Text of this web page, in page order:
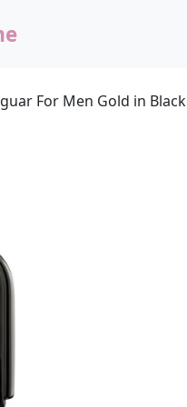
For Men Gold in Black